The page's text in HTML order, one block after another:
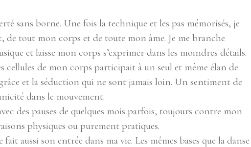
sans borne. Une fois la technique et les pas mémorisés, je
de tout mon corps et de toute mon âme. Je me branche
et laisse mon corps s’exprimer dans les moindres détails.
cellules de mon corps participait à un seul et même élan de
et la séduction qui ne sont jamais loin. Un sentiment de
dans le mouvement.
des pauses de quelques mois parfois, toujours contre mon
physiques ou purement pratiques.
aussi son entrée dans ma vie. Les mêmes bases que la danse